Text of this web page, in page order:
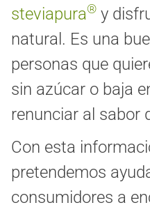
steviapura® y
natural. Es una
personas que
sin azúcar o baja
renunciar al sabor
Con esta
pretendemos
consumidores a